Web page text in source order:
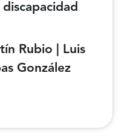
Rubio | Luis
González